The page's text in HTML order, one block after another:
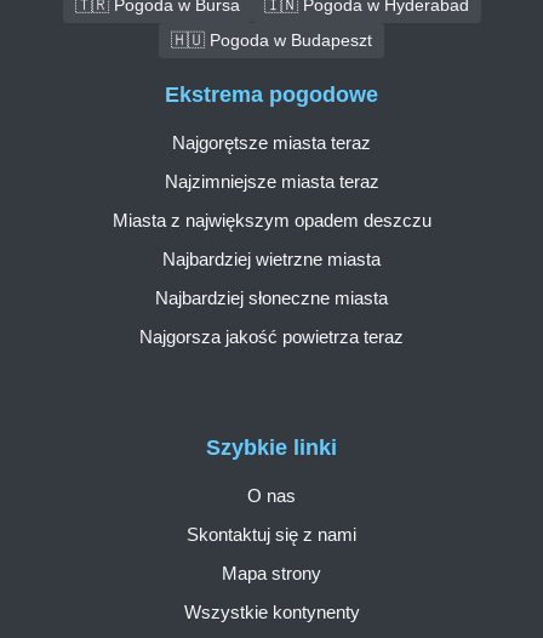
🇹🇷 Pogoda w Bursa
🇮🇳 Pogoda w Hyderabad
🇭🇺 Pogoda w Budapeszt
Szybkie linki
O nas
Skontaktuj się z nami
Mapa strony
Wszystkie kontynenty
Ekstrema pogodowe
Najgorętsze miasta teraz
Najzimniejsze miasta teraz
Miasta z największym opadem deszczu
Najbardziej wietrzne miasta
Najbardziej słoneczne miasta
Najgorsza jakość powietrza teraz